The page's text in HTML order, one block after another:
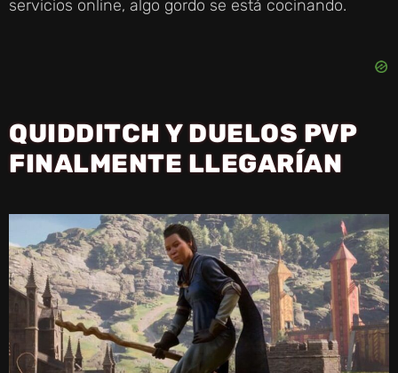
servicios online, algo gordo se está cocinando.
QUIDDITCH Y DUELOS PVP
FINALMENTE LLEGARÍAN